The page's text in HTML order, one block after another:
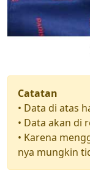
Catatan
• Data di atas
• Data akan di
• Karena
nya mungkin